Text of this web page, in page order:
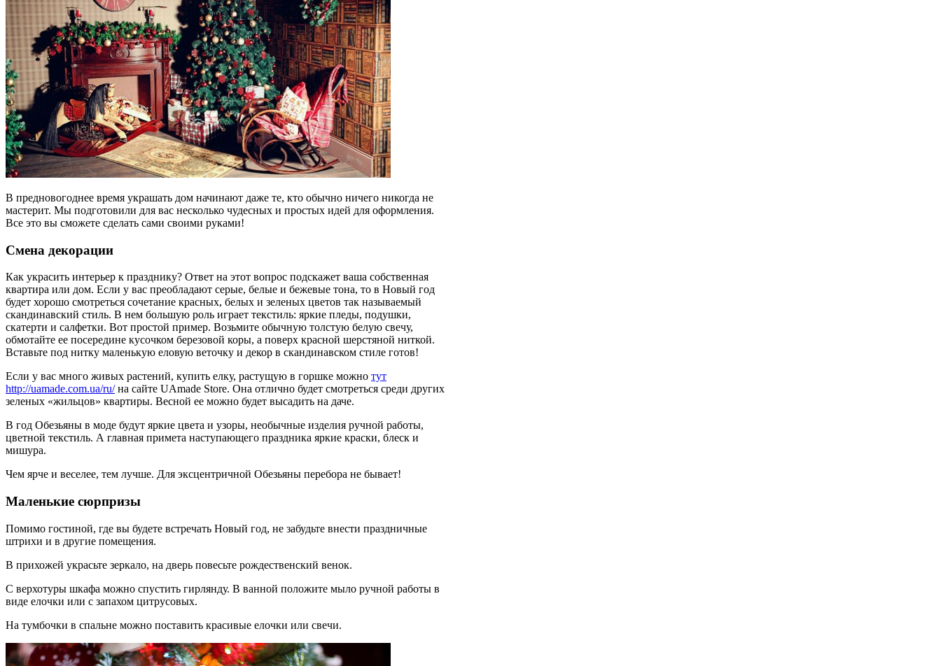
В предновогоднее время украшать дом начинают даже те, кто обычно ничего никогда не
мастерит. Мы подготовили для вас несколько чудесных и простых идей для оформления.
Все это вы сможете сделать сами своими руками!
Смена декорации
Как украсить интерьер к празднику? Ответ на этот вопрос подскажет ваша собственная
квартира или дом. Если у вас преобладают серые, белые и бежевые тона, то в Новый год
будет хорошо смотреться сочетание красных, белых и зеленых цветов так называемый
скандинавский стиль. В нем большую роль играет текстиль: яркие пледы, подушки,
скатерти и салфетки. Вот простой пример. Возьмите обычную толстую белую свечу,
обмотайте ее посередине кусочком березовой коры, а поверх красной шерстяной ниткой.
Вставьте под нитку маленькую еловую веточку и декор в скандинавском стиле готов!
Если у вас много живых растений, купить елку, растущую в горшке можно тут
http://uamade.com.ua/ru/на сайте UAmade Store. Она отлично будет смотреться среди других
зеленых «жильцов» квартиры. Весной ее можно будет высадить на даче.
В год Обезьяны в моде будут яркие цвета и узоры, необычные изделия ручной работы,
цветной текстиль. А главная примета наступающего праздника яркие краски, блеск и
мишура.
Чем ярче и веселее, тем лучше. Для эксцентричной Обезьяны перебора не бывает!
Маленькие сюрпризы
Помимо гостиной, где вы будете встречать Новый год, не забудьте внести праздничные
штрихи и в другие помещения.
В прихожей украсьте зеркало, на дверь повесьте рождественский венок.
С верхотуры шкафа можно спустить гирлянду. В ванной положите мыло ручной работы в
виде елочки или с запахом цитрусовых.
На тумбочки в спальне можно поставить красивые елочки или свечи.